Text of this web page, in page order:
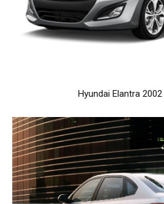
Hyundai Elantra 2002